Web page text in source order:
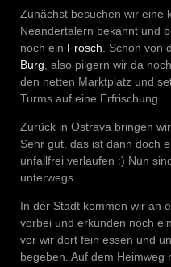
Zunächst besuchen wir eine
Neandertalern bekannt und
noch ein Frosch . Schon
Burg , also pilgern wir da
den netten Marktplatz und
Turms auf eine Erfrischung.
Zurück in Ostrava bringen
Sehr gut, das ist dann doch
unfallfrei verlaufen :) Nun
unterwegs.
In der Stadt kommen wir an
vorbei und erkunden noch
vor wir dort fein essen und
begeben. Auf dem Heimweg